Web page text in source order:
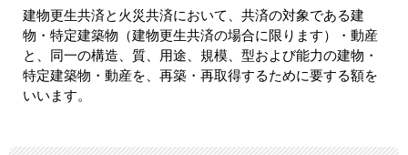
建物更生共済と火災共済において、共済の対象である建
物・特定建築物（建物更生共済の場合に限ります）・動産
と、同一の構造、質、用途、規模、型および能力の建物・
特定建築物・動産を、再築・再取得するために要する額を
いいます。